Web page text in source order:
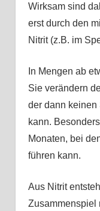
Wirksam sind
erst durch den
Nitrit (z.B. im
In Mengen ab
Sie verändern
der dann keinen
kann.
Monaten, bei
führen kann.
Aus Nitrit
Zusammenspiel